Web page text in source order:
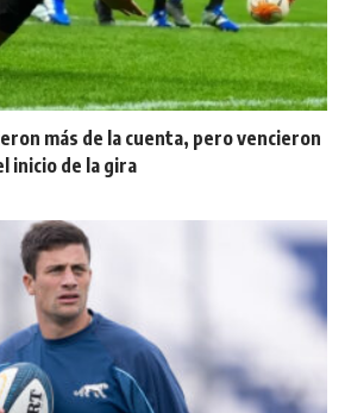
más de la cuenta, pero vencieron
inicio de la gira